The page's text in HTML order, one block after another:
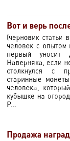
Вот и верь
(черновик
человек с опытом
первый уносит
Наверняка, если
столкнулся с
старинные
человека,
кубышке на
Р...
Продажа